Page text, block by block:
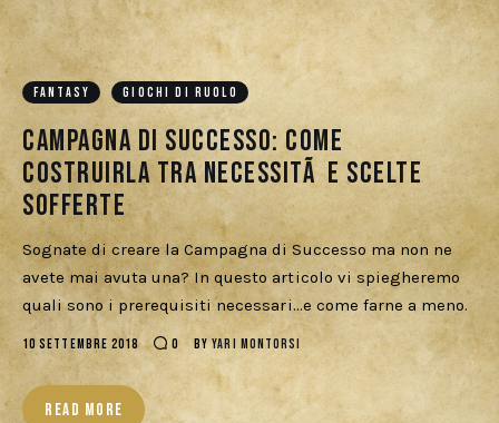
FANTASY GIOCHI DI RUOLO
Campagna di Successo: come
costruirla tra necessitÃ e scelte
sofferte
Sognate di creare la Campagna di Successo ma non ne
avete mai avuta una? In questo articolo vi spiegheremo
quali sono i prerequisiti necessari…e come farne a meno.
10 SETTEMBRE 2018 0 BY YARI MONTORSI
READ MORE